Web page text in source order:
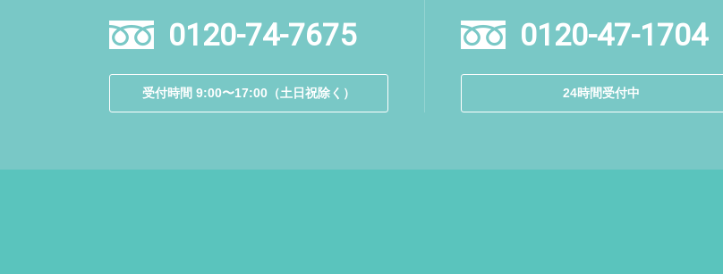
0120-74-7675
受付時間 9:00〜17:00（土日祝除く）
0120-47-1704
24時間受付中